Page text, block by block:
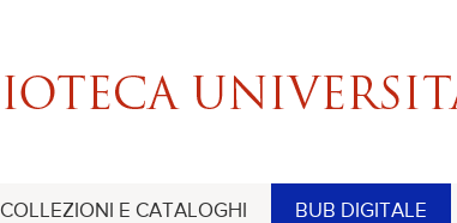
COLLEZIONI E CATALOGHI BUB DIGITALE